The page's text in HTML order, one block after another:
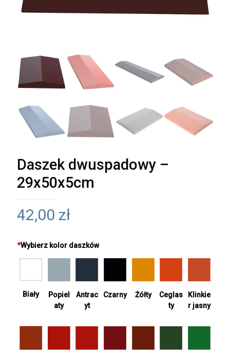
Daszek dwuspadowy –
29x50x5cm
42,00 zł
*Wybierz kolor daszków
Biały
Popiel
aty
Antrac
yt
Czarny Żółty
Ceglas
ty
Klinkie
r jasny